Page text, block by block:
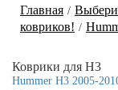
Главная /
ковриков! /
Коврики для H3
Hummer H3 2005-